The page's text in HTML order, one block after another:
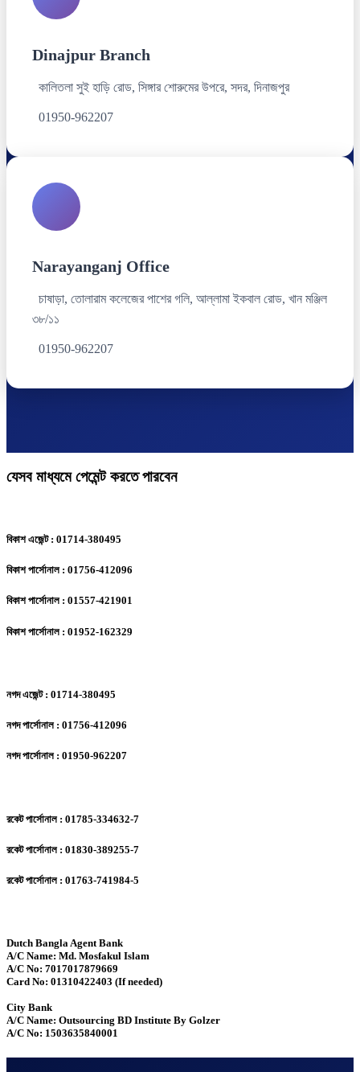
Dinajpur Branch
কালিতলা সুই হাড়ি রোড, সিঙ্গার শোরুমের উপরে, সদর, দিনাজপুর
01950-962207
Narayanganj Office
চাষাড়া, তোলারাম কলেজের পাশের গলি, আল্লামা ইকবাল রোড, খান মঞ্জিল
৩৮/১১
01950-962207
যেসব মাধ্যমে পেমেন্ট করতে পারবেন
বিকাশ এজেন্ট : 01714-380495
বিকাশ পার্সোনাল : 01756-412096
বিকাশ পার্সোনাল : 01557-421901
বিকাশ পার্সোনাল : 01952-162329
নগদ এজেন্ট : 01714-380495
নগদ পার্সোনাল : 01756-412096
নগদ পার্সোনাল : 01950-962207
রকেট পার্সোনাল : 01785-334632-7
রকেট পার্সোনাল : 01830-389255-7
রকেট পার্সোনাল : 01763-741984-5
Dutch Bangla Agent Bank
A/C Name: Md. Mosfakul Islam
A/C No: 7017017879669
Card No: 01310422403 (If needed)
City Bank
A/C Name: Outsourcing BD Institute By Golzer
A/C No: 1503635840001